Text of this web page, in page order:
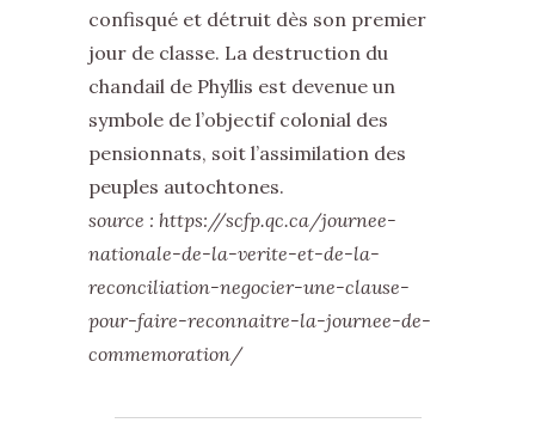
confisqué et détruit dès son premier
jour de classe. La destruction du
chandail de Phyllis est devenue un
symbole de l’objectif colonial des
pensionnats, soit l’assimilation des
peuples autochtones.
source : https://scfp.qc.ca/journee-
nationale-de-la-verite-et-de-la-
reconciliation-negocier-une-clause-
pour-faire-reconnaitre-la-journee-de-
commemoration/